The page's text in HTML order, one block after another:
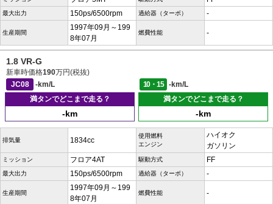
最大出力 150ps/6500rpm 過給器（ターボ） -
生産期間
1997年09月～199
8年07月
燃費性能 -
1.8 VR-G
新車時価格190万円(税抜)
JC08
-km/L 10・15
-km/L
満タンでどこまで走る？
-km
満タンでどこまで走る？
-km
排気量 1834cc
使用燃料
エンジン
ハイオク
ガソリン
ミッション フロア4AT 駆動方式 FF
最大出力 150ps/6500rpm 過給器（ターボ） -
生産期間
1997年09月～199
8年07月
燃費性能 -